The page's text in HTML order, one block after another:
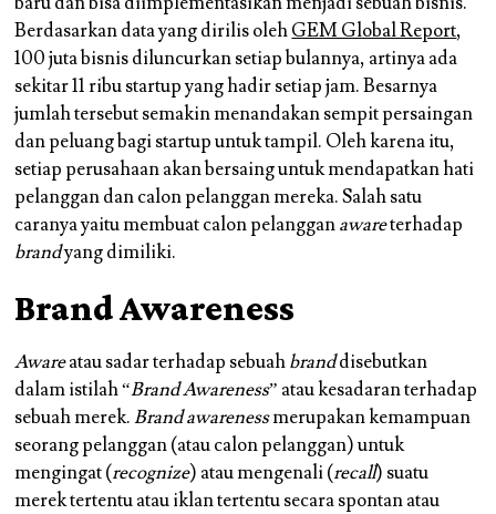
Berdasarkan data yang dirilis olehGEM Global Report,
100 juta bisnis diluncurkan setiap bulannya, artinya ada
sekitar 11 ribu startup yang hadir setiap jam. Besarnya
jumlah tersebut semakin menandakan sempit persaingan
dan peluang bagi startup untuk tampil. Oleh karena itu,
setiap perusahaan akan bersaing untuk mendapatkan hati
pelanggan dan calon pelanggan mereka. Salah satu
caranya yaitu membuat calon pelangganawareterhadap
brandyang dimiliki.
Brand Awareness
Awareatau sadar terhadap sebuahbranddisebutkan
dalam istilah “Brand Awareness” atau kesadaran terhadap
sebuah merek.Brand awarenessmerupakan kemampuan
seorang pelanggan (atau calon pelanggan) untuk
mengingat (recognize) atau mengenali (recall) suatu
merek tertentu atau iklan tertentu secara spontan atau